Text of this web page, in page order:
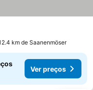
km de Saanenmöser
Ver preços